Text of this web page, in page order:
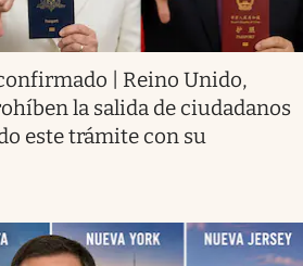
| Reino Unido,
la salida de ciudadanos
este trámite con su